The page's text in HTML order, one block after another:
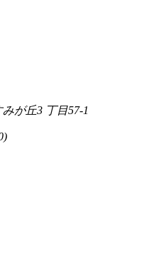
が丘3 丁目57-1